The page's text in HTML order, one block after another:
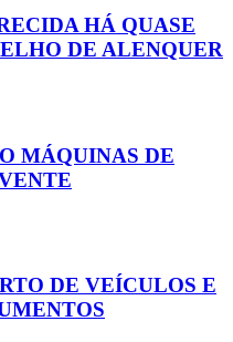
HÁ QUASE
DE ALENQUER
MÁQUINAS DE
DE VEÍCULOS E